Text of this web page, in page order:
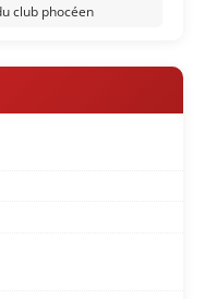
club phocéen